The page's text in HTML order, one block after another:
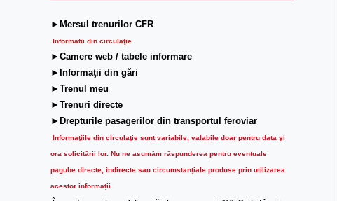
►Mersul trenurilor CFR
Informatii din circulaţie
►Camere web / tabele informare
►Informaţii din gări
►Trenul meu
►Trenuri directe
►Drepturile pasagerilor din transportul feroviar
Informaţiile din circulaţie sunt variabile, valabile doar pentru data şi
ora solicitării lor. Nu ne asumăm răspunderea pentru eventuale
pagube directe, indirecte sau circumstanțiale produse prin utilizarea
acestor informații.